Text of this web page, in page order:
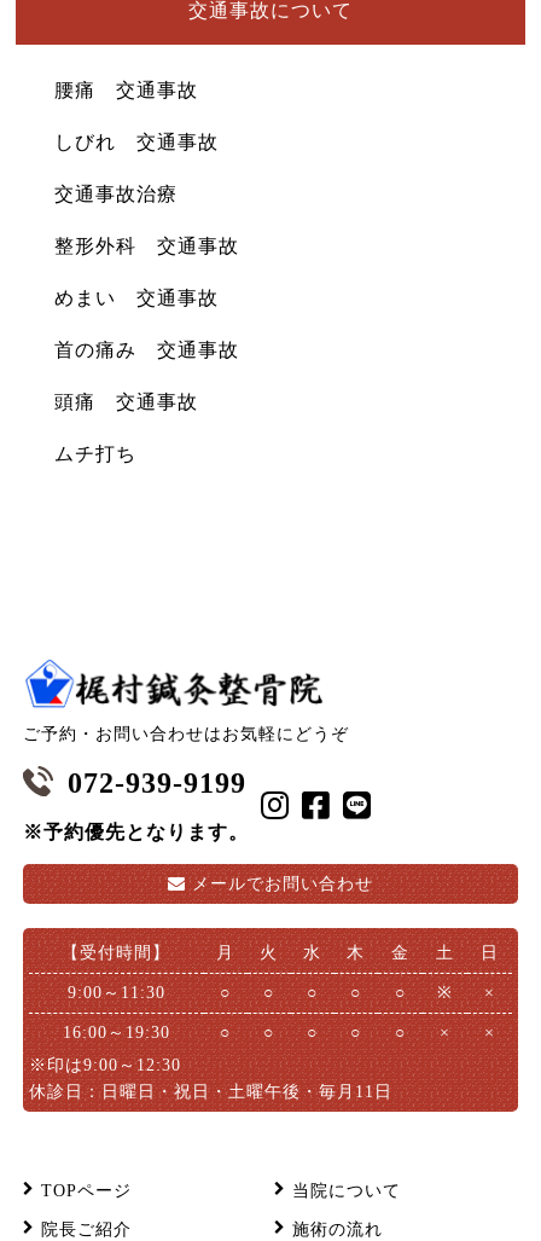
交通事故について
腰痛 交通事故
しびれ 交通事故
交通事故治療
整形外科 交通事故
めまい 交通事故
首の痛み 交通事故
頭痛 交通事故
ムチ打ち
ご予約・お問い合わせはお気軽にどうぞ
072-939-9199
※予約優先となります。
メールでお問い合わせ
【受付時間】 月 火 水 木 金 土 日
9:00～11:30 ○ ○ ○ ○ ○ ※ ×
16:00～19:30 ○ ○ ○ ○ ○ ×
×
※印は9:00～12:30
休診日：日曜日・祝日・土曜午後・毎月11日
TOPページ 当院について
院長ご紹介 施術の流れ